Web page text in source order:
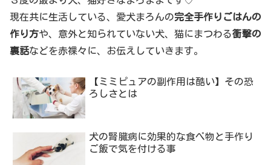
現在共に生活している、愛犬まろんの完全手作りごはんの
作り方や、意外と知られていない犬、猫にまつわる衝撃の
裏話などを赤裸々に、お伝えしていきます。
【ミミピュアの副作用は酷い】その恐
ろしさとは
犬の腎臓病に効果的な食べ物と手作り
ご飯で気を付ける事